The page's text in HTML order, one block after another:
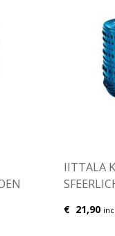
IITTALA
€ 21,90